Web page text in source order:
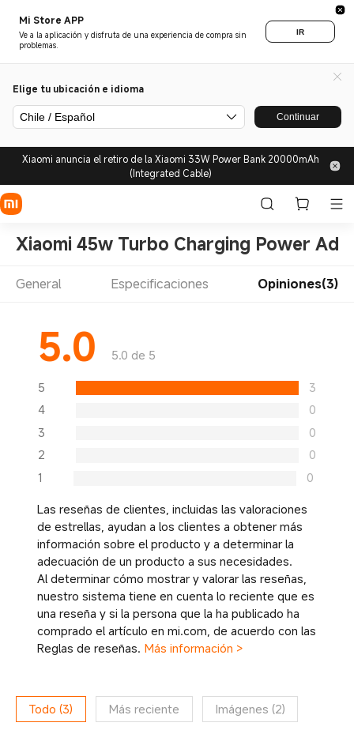
Mi Store APP
Ve a la aplicación y disfruta de una experiencia de compra sin
problemas.
IR
Elige tu ubicación e idioma
Chile / Español Continuar
Xiaomi anuncia el retiro de la Xiaomi 33W Power Bank 20000mAh
(Integrated Cable)
Xiaomi 45w Turbo Charging Power
General Especificaciones Opiniones(3)
5.0 5.0 de 5
5
3
4
0
3
0
2
0
1
0
Las reseñas de clientes, incluidas las valoraciones
de estrellas, ayudan a los clientes a obtener más
información sobre el producto y a determinar la
adecuación de un producto a sus necesidades.
Al determinar cómo mostrar y valorar las reseñas,
nuestro sistema tiene en cuenta lo reciente que es
una reseña y si la persona que la ha publicado ha
comprado el artículo en mi.com, de acuerdo con las
Reglas de reseñas. Más información >
Todo (3) Más reciente Imágenes (2)